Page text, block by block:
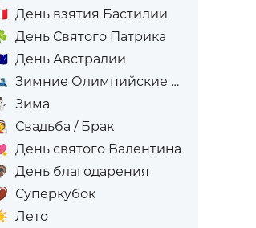
День взятия Бастилии
День Святого Патрика
День Австралии
Зимние Олимпийские игры
Зима
Свадьба / Брак
День святого Валентина
День благодарения
Суперкубок
Лето